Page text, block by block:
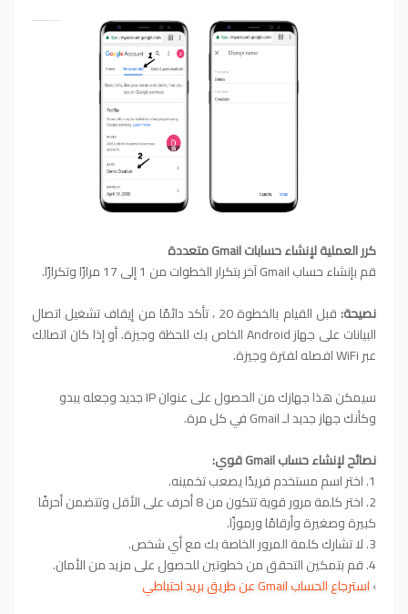
كرر العملية لإنشاء حسابات Gmail متعددة
قم بإنشاء حساب Gmail آخر بتكرار الخطوات من 1 إلى 17 مرارًا وتكرارًا.
نصيحة:
قبل القيام بالخطوة 20 ، تأكد دائمًا من إيقاف تشغيل اتصال
البيانات على جهاز Android الخاص بك للحظة وجيزة. أو إذا كان اتصالك
عبر WiFi افصله لفترة وجيزة.
سيمكن هذا جهازك من الحصول على عنوان IP جديد وجعله يبدو
وكأنك جهاز جديد لـ Gmail في كل مرة.
نصائح لإنشاء حساب Gmail قوي:
1. اختر اسم مستخدم فريدًا يصعب تخمينه.
2. اختر كلمة مرور قوية تتكون من 8 أحرف على الأقل وتتضمن أحرفًا
كبيرة وصغيرة وأرقامًا ورموزًا.
3. لا تشارك كلمة المرور الخاصة بك مع أي شخص.
4. قم بتمكين التحقق من خطوتين للحصول على مزيد من الأمان.
›استرجاع الحساب Gmail عن طريق بريد احتياطي